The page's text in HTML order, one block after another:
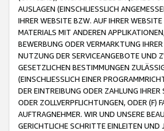
AUSLAGEN (EINSCHLIESSLICH
IHRER WEBSITE BZW. AUF IHRER
MATERIALS MIT ANDEREN
BEWERBUNG ODER VERMARKTUNG
NUTZUNG DER SERVICEANGEBOTE UND
GESETZLICHEN BESTIMMUNGEN
(EINSCHLIESSLICH EINER
DER EINTREIBUNG ODER ZAHLUNG
ODER ZOLLVERPFLICHTUNGEN, ODER (F)
AUFTRAGNEHMER. WIR UND UNSERE
GERICHTLICHE SCHRITTE EINLEITEN